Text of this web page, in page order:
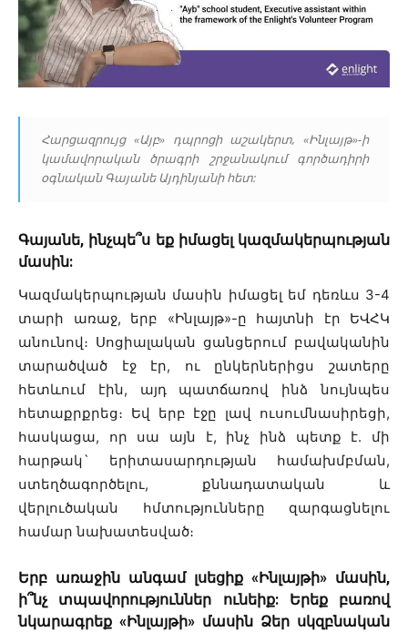
Հարցազրույց «Այբ» դպրոցի աշակերտ, «Ինլայթ»-ի
կամավորական ծրագրի շրջանակում գործադիրի
օգնական Գայանե Այդինյանի հետ:
Գայանե, ինչպե՞ս եք իմացել կազմակերպության
մասին:
Կազմակերպության մասին իմացել եմ դեռևս 3-4
տարի առաջ, երբ «Ինլայթ»-ը հայտնի էր ԵՎՀԿ
անունով։ Սոցիալական ցանցերում բավականին
տարածված էջ էր, ու ընկերներիցս շատերը
հետևում էին, այդ պատճառով ինձ նույնպես
հետաքրքրեց։ Եվ երբ էջը լավ ուսումնասիրեցի,
հասկացա, որ սա այն է, ինչ ինձ պետք է. մի
հարթակ` երիտասարդության համախմբման,
ստեղծագործելու, քննադատական և
վերլուծական հմտությունները զարգացնելու
համար նախատեսված։
Երբ առաջին անգամ լսեցիք «Ինլայթի» մասին,
ի՞նչ տպավորություններ ունեիք: Երեք բառով
նկարագրեք «Ինլայթի» մասին Ձեր սկզբնական